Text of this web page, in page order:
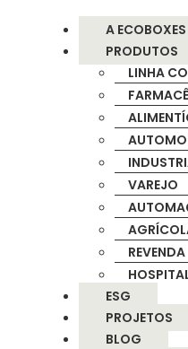
A ECOBOXES
PRODUTOS
LINHA
VAREJO
REVENDA
ESG
PROJETOS
BLOG